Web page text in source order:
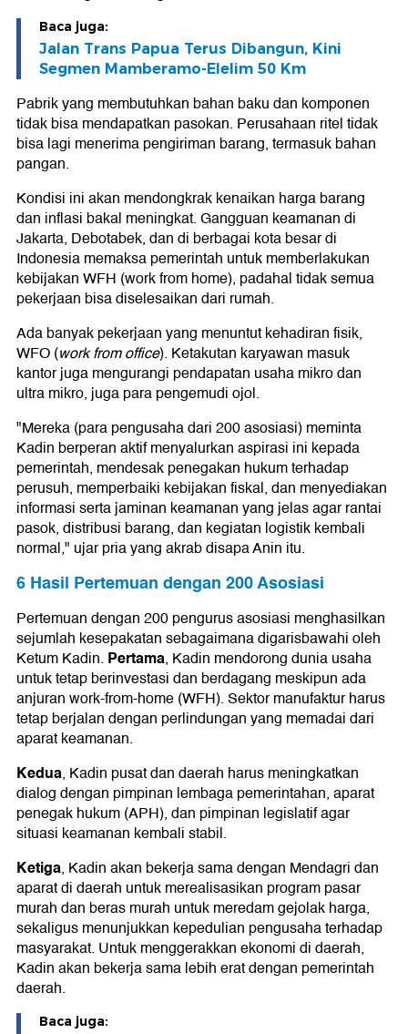
Baca juga:
Jalan Trans Papua Terus Dibangun, Kini
Segmen Mamberamo-Elelim 50 Km
Pabrik yang membutuhkan bahan baku dan komponen
tidak bisa mendapatkan pasokan. Perusahaan ritel tidak
bisa lagi menerima pengiriman barang, termasuk bahan
pangan.
Kondisi ini akan mendongkrak kenaikan harga barang
dan inflasi bakal meningkat. Gangguan keamanan di
Jakarta, Debotabek, dan di berbagai kota besar di
Indonesia memaksa pemerintah untuk memberlakukan
kebijakan WFH (work from home), padahal tidak semua
pekerjaan bisa diselesaikan dari rumah.
Ada banyak pekerjaan yang menuntut kehadiran fisik,
WFO (work from office). Ketakutan karyawan masuk
kantor juga mengurangi pendapatan usaha mikro dan
ultra mikro, juga para pengemudi ojol.
"Mereka (para pengusaha dari 200 asosiasi) meminta
Kadin berperan aktif menyalurkan aspirasi ini kepada
pemerintah, mendesak penegakan hukum terhadap
perusuh, memperbaiki kebijakan fiskal, dan menyediakan
informasi serta jaminan keamanan yang jelas agar rantai
pasok, distribusi barang, dan kegiatan logistik kembali
normal," ujar pria yang akrab disapa Anin itu.
6 Hasil Pertemuan dengan 200 Asosiasi
Pertemuan dengan 200 pengurus asosiasi menghasilkan
sejumlah kesepakatan sebagaimana digarisbawahi oleh
Ketum Kadin. Pertama, Kadin mendorong dunia usaha
untuk tetap berinvestasi dan berdagang meskipun ada
anjuran work-from-home (WFH). Sektor manufaktur harus
tetap berjalan dengan perlindungan yang memadai dari
aparat keamanan.
Kedua, Kadin pusat dan daerah harus meningkatkan
dialog dengan pimpinan lembaga pemerintahan, aparat
penegak hukum (APH), dan pimpinan legislatif agar
situasi keamanan kembali stabil.
Ketiga, Kadin akan bekerja sama dengan Mendagri dan
aparat di daerah untuk merealisasikan program pasar
murah dan beras murah untuk meredam gejolak harga,
sekaligus menunjukkan kepedulian pengusaha terhadap
masyarakat. Untuk menggerakkan ekonomi di daerah,
Kadin akan bekerja sama lebih erat dengan pemerintah
daerah.
Baca juga: